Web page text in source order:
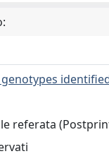
referata